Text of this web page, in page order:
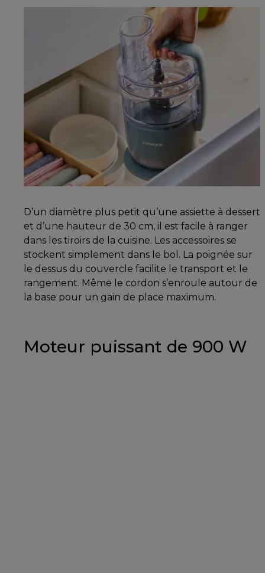
D’un diamètre plus petit qu’une assiette à dessert
et d’une hauteur de 30 cm, il est facile à ranger
dans les tiroirs de la cuisine. Les accessoires se
stockent simplement dans le bol. La poignée sur
le dessus du couvercle facilite le transport et le
rangement. Même le cordon s’enroule autour de
la base pour un gain de place maximum.
Moteur puissant de 900 W